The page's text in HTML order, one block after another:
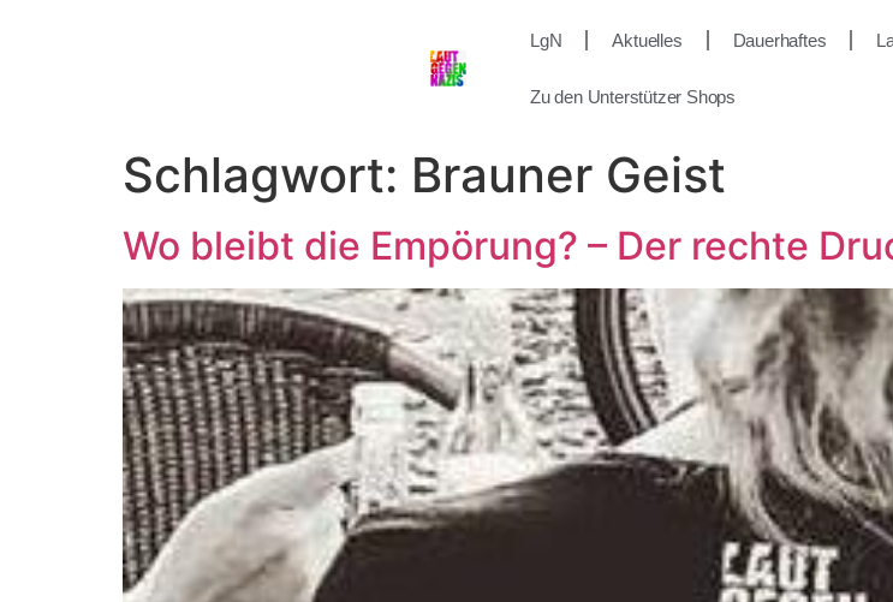
LgN Aktuelles Dauerhaftes
Zu den Unterstützer Shops
Schlagwort: Brauner Geist
Wo bleibt die Empörung? – Der rechte